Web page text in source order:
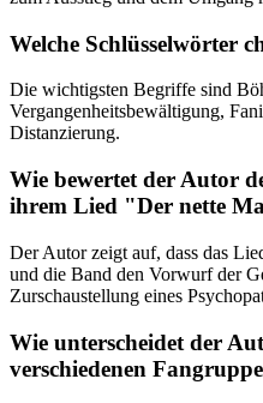
Welche Schlüsselwörter
Die wichtigsten Begriffe sind
Vergangenheitsbewältigung,
Distanzierung.
Wie bewertet der Autor
ihrem Lied "Der nette
Der Autor zeigt auf, dass das
und die Band den Vorwurf der
Zurschaustellung eines
Wie unterscheidet der
verschiedenen